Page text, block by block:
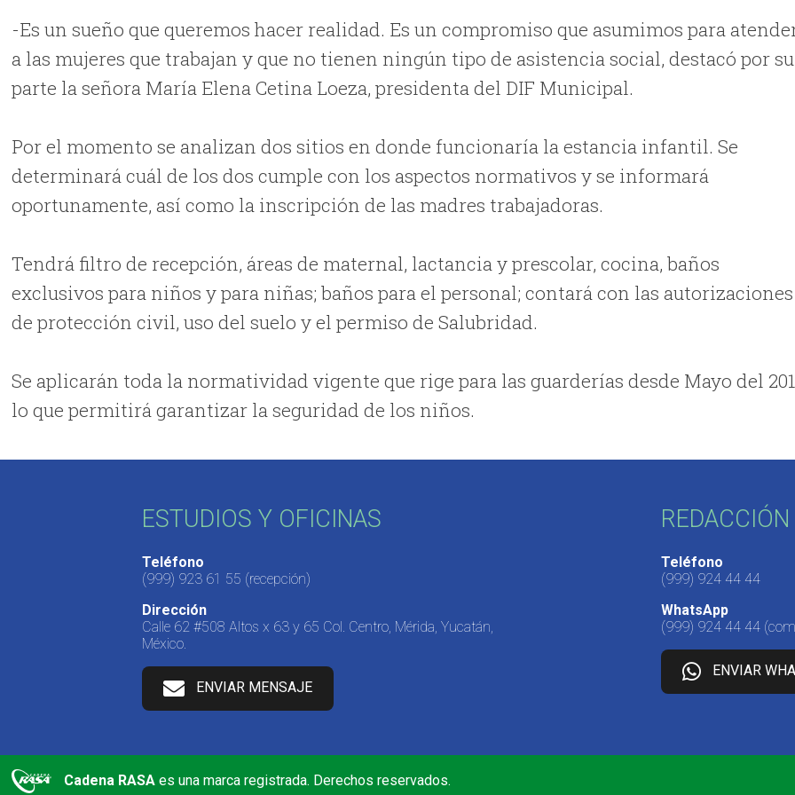
-Es un sueño que queremos hacer realidad. Es un compromiso que asumimos para
a las mujeres que trabajan y que no tienen ningún tipo de asistencia social, destacó por su
parte la señora María Elena Cetina Loeza, presidenta del DIF Municipal.
Por el momento se analizan dos sitios en donde funcionaría la estancia infantil. Se
determinará cuál de los dos cumple con los aspectos normativos y se informará
oportunamente, así como la inscripción de las madres trabajadoras.
Tendrá filtro de recepción, áreas de maternal, lactancia y prescolar, cocina, baños
exclusivos para niños y para niñas; baños para el personal; contará con las autorizaciones
de protección civil, uso del suelo y el permiso de Salubridad.
Se aplicarán toda la normatividad vigente que rige para las guarderías desde Mayo del
lo que permitirá garantizar la seguridad de los niños.
ESTUDIOS Y OFICINAS
Teléfono
(999) 923 61 55 (recepción)
Dirección
Calle 62 #508 Altos x 63 y 65 Col. Centro, Mérida, Yucatán,
México.
ENVIAR MENSAJE
Teléfono
(999) 924 44 44
WhatsApp
(999) 924 44 44
ENVIAR
Cadena RASA es una marca registrada. Derechos reservados.